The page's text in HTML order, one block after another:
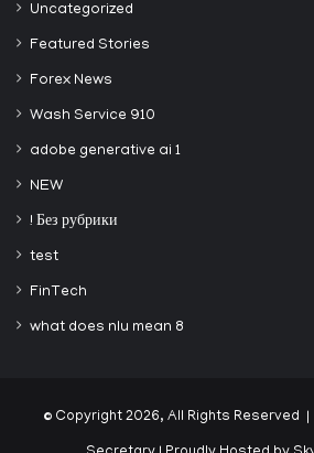
Uncategorized
Featured Stories
Forex News
Wash Service 910
adobe generative ai 1
NEW
! Без рубрики
test
FinTech
what does nlu mean 8
© Copyright 2026, All Rights Reserved